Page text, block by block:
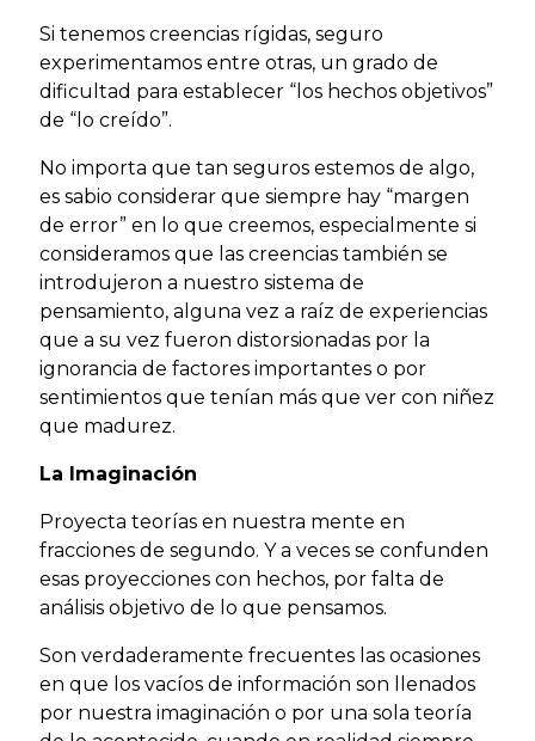
Si tenemos creencias rígidas, seguro
experimentamos entre otras, un grado de
dificultad para establecer “los hechos objetivos”
de “lo creído”.
No importa que tan seguros estemos de algo,
es sabio considerar que siempre hay “margen
de error” en lo que creemos, especialmente si
consideramos que las creencias también se
introdujeron a nuestro sistema de
pensamiento, alguna vez a raíz de experiencias
que a su vez fueron distorsionadas por la
ignorancia de factores importantes o por
sentimientos que tenían más que ver con niñez
que madurez.
La Imaginación
Proyecta teorías en nuestra mente en
fracciones de segundo. Y a veces se confunden
esas proyecciones con hechos, por falta de
análisis objetivo de lo que pensamos.
Son verdaderamente frecuentes las ocasiones
en que los vacíos de información son llenados
por nuestra imaginación o por una sola teoría